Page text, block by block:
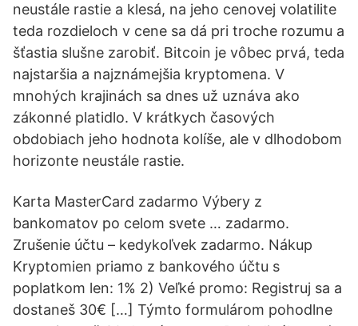
neustále rastie a klesá, na jeho cenovej volatilite
teda rozdieloch v cene sa dá pri troche rozumu a
šťastia slušne zarobiť. Bitcoin je vôbec prvá, teda
najstaršia a najznámejšia kryptomena. V
mnohých krajinách sa dnes už uznáva ako
zákonné platidlo. V krátkych časových
obdobiach jeho hodnota kolíše, ale v dlhodobom
horizonte neustále rastie.
Karta MasterCard zadarmo Výbery z
bankomatov po celom svete … zadarmo.
Zrušenie účtu – kedykoľvek zadarmo. Nákup
Kryptomien priamo z bankového účtu s
poplatkom len: 1% 2) Veľké promo: Registruj sa a
dostaneš 30€ […] Týmto formulárom pohodlne